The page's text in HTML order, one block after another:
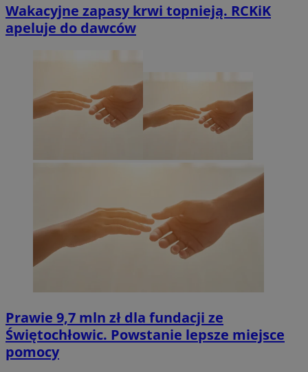
Wakacyjne zapasy krwi topnieją. RCKiK
apeluje do dawców
Prawie 9,7 mln zł dla fundacji ze
Świętochłowic. Powstanie lepsze miejsce
pomocy